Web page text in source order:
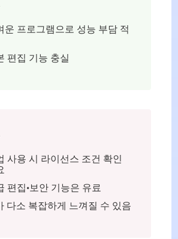
운 프로그램으로 성능 부담 적
편집 기능 충실
사용 시 라이선스 조건 확인
편집·보안 기능은 유료
다소 복잡하게 느껴질 수 있음